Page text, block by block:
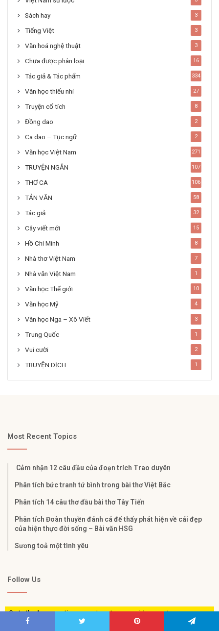
Sách hay 3
Tiếng Việt 3
Văn hoá nghệ thuật 3
Chưa được phân loại 16
Tác giả & Tác phẩm 334
Văn học thiếu nhi 27
Truyện cổ tích 8
Đồng dao 2
Ca dao – Tục ngữ 2
Văn học Việt Nam 271
TRUYỆN NGẮN 107
THƠ CA 106
TẢN VĂN 58
Tác giả 32
Cây viết mới 15
Hồ Chí Minh 8
Nhà thơ Việt Nam 7
Nhà văn Việt Nam 1
Văn học Thế giới 10
Văn học Mỹ 4
Văn học Nga – Xô Viết 3
Trung Quốc 1
Vui cười 2
TRUYỆN DỊCH 1
Most Recent Topics
Cảm nhận 12 câu đầu của đoạn trích Trao duyên
Phân tích bức tranh tứ bình trong bài thơ Việt Bắc
Phân tích 14 câu thơ đầu bài thơ Tây Tiến
Phân tích Đoàn thuyền đánh cá để thấy phát hiện về cái đẹp
của hiện thực đời sống – Bài văn HSG
Sương toả một tình yêu
Follow Us
Go to the Arqam options page to set your social accounts.